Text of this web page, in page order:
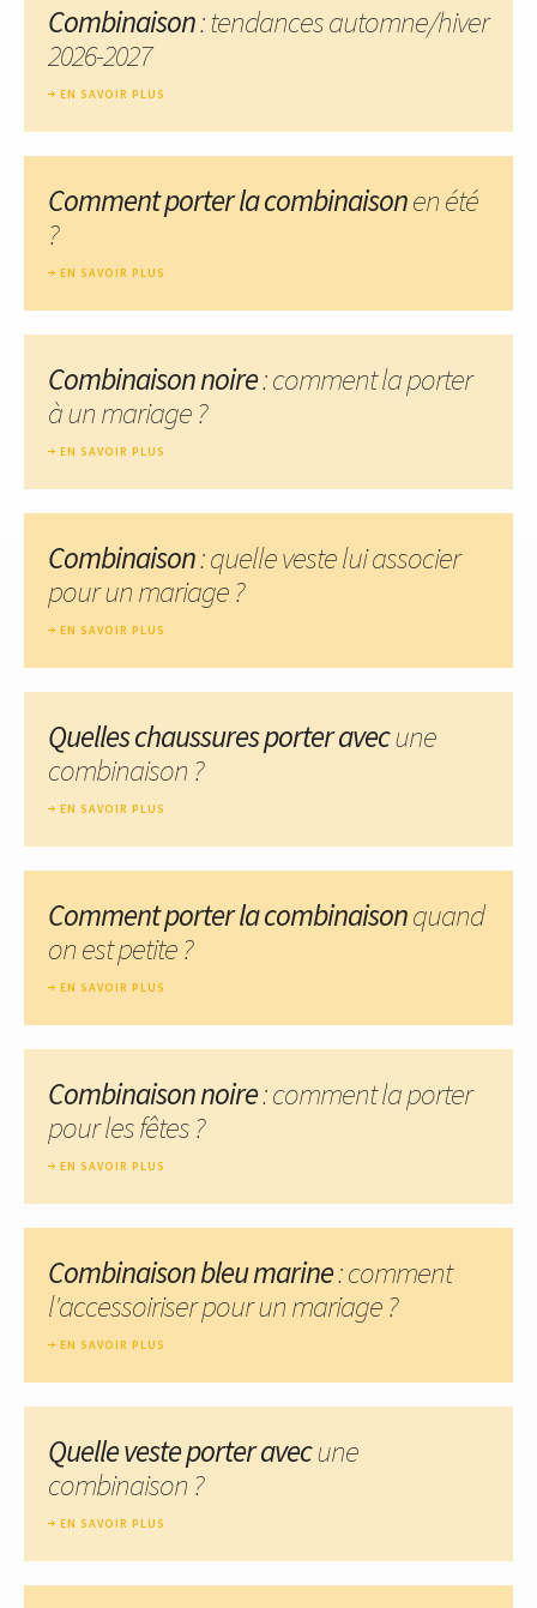
Combinaison: tendances automne/hiver
2026-2027
EN SAVOIR PLUS
Comment porter la combinaisonen été
?
EN SAVOIR PLUS
Combinaison noire: comment la porter
à un mariage ?
EN SAVOIR PLUS
Combinaison: quelle veste lui associer
pour un mariage ?
EN SAVOIR PLUS
Quelles chaussures porter avecune
combinaison ?
EN SAVOIR PLUS
Comment porter la combinaisonquand
on est petite ?
EN SAVOIR PLUS
Combinaison noire: comment la porter
pour les fêtes ?
EN SAVOIR PLUS
Combinaison bleu marine: comment
l'accessoiriser pour un mariage ?
EN SAVOIR PLUS
Quelle veste porter avecune
combinaison ?
EN SAVOIR PLUS